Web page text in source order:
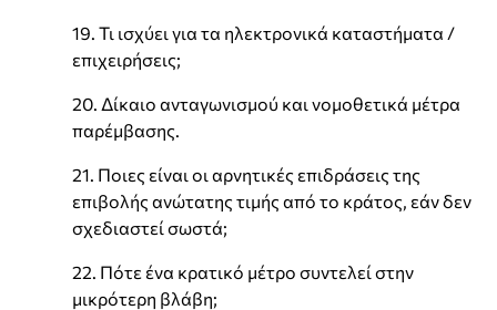
19. Τι ισχύει για τα ηλεκτρονικά καταστήματα /
επιχειρήσεις;
20. Δίκαιο ανταγωνισμού και νομοθετικά μέτρα
παρέμβασης.
21. Ποιες είναι οι αρνητικές επιδράσεις της
επιβολής ανώτατης τιμής από το κράτος, εάν δεν
σχεδιαστεί σωστά;
22. Πότε ένα κρατικό μέτρο συντελεί στην
μικρότερη βλάβη;